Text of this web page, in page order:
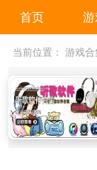
首页
当前位置： 游戏合